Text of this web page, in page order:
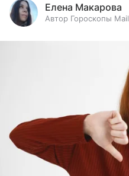
Елена Макарова
Автор Гороскопы Mail